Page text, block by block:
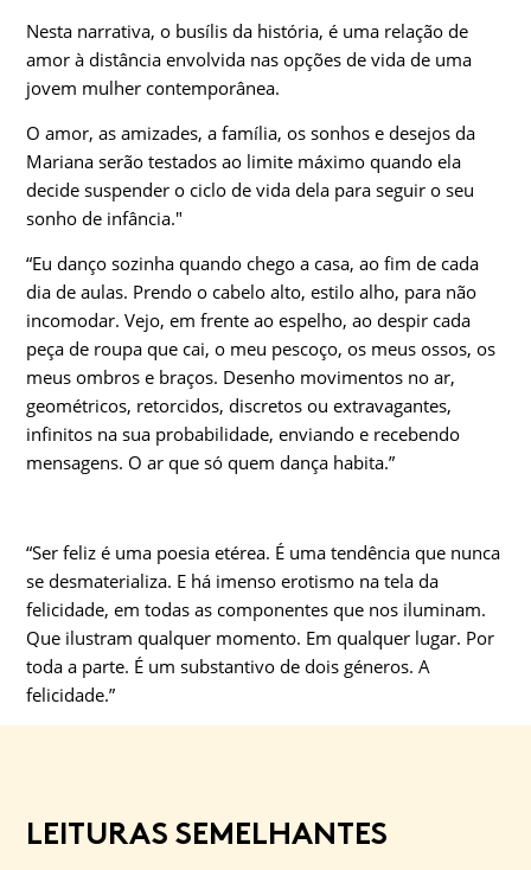
Nesta narrativa, o busílis da história, é uma relação de
amor à distância envolvida nas opções de vida de uma
jovem mulher contemporânea.
O amor, as amizades, a família, os sonhos e desejos da
Maria­na serão testados ao limite máximo quando ela
decide suspen­der o ciclo de vida dela para seguir o seu
sonho de infância."
“Eu danço sozinha quando chego a casa, ao fim de cada
dia de aulas. Prendo o cabelo alto, estilo alho, para não
incomodar. Vejo, em frente ao espelho, ao despir cada
peça de roupa que cai, o meu pescoço, os meus ossos, os
meus ombros e braços. Desenho movimentos no ar,
geométricos, retorcidos, discretos ou extravagantes,
infinitos na sua probabilidade, enviando e recebendo
mensagens. O ar que só quem dança habita.”
“Ser feliz é uma poesia etérea. É uma tendência que nunca
se des­materializa. E há imenso erotismo na tela da
felicidade, em todas as componentes que nos iluminam.
Que ilustram qualquer momento. Em qualquer lugar. Por
toda a parte. É um substantivo de dois géneros. A
felicidade.”
LEITURAS SEMELHANTES